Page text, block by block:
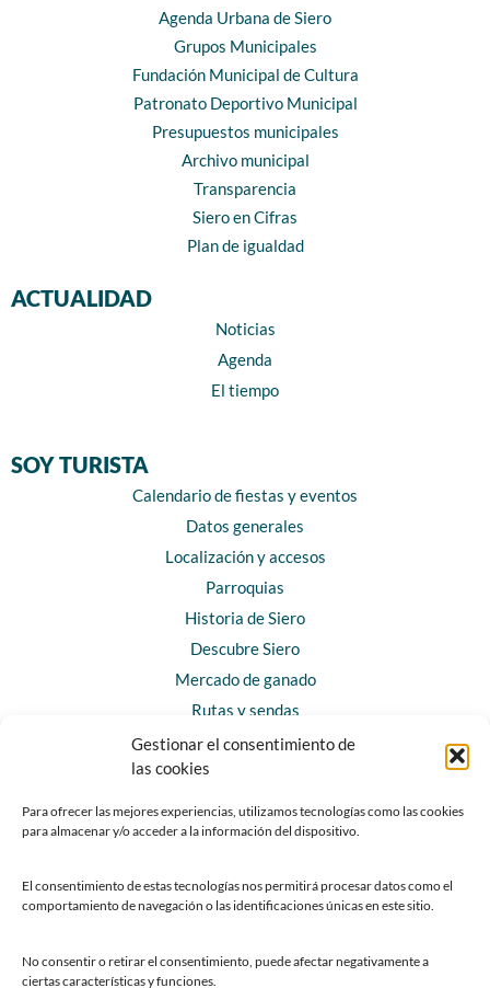
Gestionar el consentimiento de
las cookies
Para ofrecer las mejores experiencias, utilizamos tecnologías como las cookies
para almacenar y/o acceder a la información del dispositivo.
El consentimiento de estas tecnologías nos permitirá procesar datos como el
comportamiento de navegación o las identificaciones únicas en este sitio.
No consentir o retirar el consentimiento, puede afectar negativamente a
ciertas características y funciones.
Agenda Urbana de Siero
Grupos Municipales
Fundación Municipal de Cultura
Patronato Deportivo Municipal
Presupuestos municipales
Archivo municipal
Transparencia
Siero en Cifras
Plan de igualdad
ACTUALIDAD
Noticias
Agenda
El tiempo
SOY TURISTA
Calendario de fiestas y eventos
Datos generales
Localización y accesos
Parroquias
Historia de Siero
Descubre Siero
Mercado de ganado
Rutas y sendas
Horarios y contacto
Teléfonos de interés
Chatbot Siero
SEDES ELECTRÓNICAS
Sede del Ayuntamiento de Siero